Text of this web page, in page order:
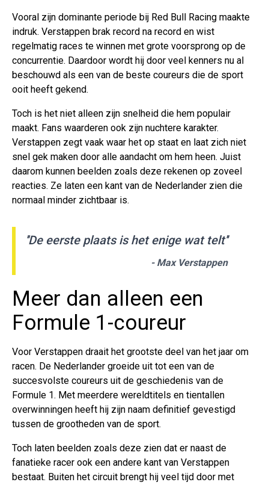
Vooral zijn dominante periode bij Red Bull Racing maakte
indruk. Verstappen brak record na record en wist
regelmatig races te winnen met grote voorsprong op de
concurrentie. Daardoor wordt hij door veel kenners nu al
beschouwd als een van de beste coureurs die de sport
ooit heeft gekend.
Toch is het niet alleen zijn snelheid die hem populair
maakt. Fans waarderen ook zijn nuchtere karakter.
Verstappen zegt vaak waar het op staat en laat zich niet
snel gek maken door alle aandacht om hem heen. Juist
daarom kunnen beelden zoals deze rekenen op zoveel
reacties. Ze laten een kant van de Nederlander zien die
normaal minder zichtbaar is.
''De eerste plaats is het enige wat telt''
- Max Verstappen
Meer dan alleen een
Formule 1-coureur
Voor Verstappen draait het grootste deel van het jaar om
racen. De Nederlander groeide uit tot een van de
succesvolste coureurs uit de geschiedenis van de
Formule 1. Met meerdere wereldtitels en tientallen
overwinningen heeft hij zijn naam definitief gevestigd
tussen de grootheden van de sport.
Toch laten beelden zoals deze zien dat er naast de
fanatieke racer ook een andere kant van Verstappen
bestaat. Buiten het circuit brengt hij veel tijd door met